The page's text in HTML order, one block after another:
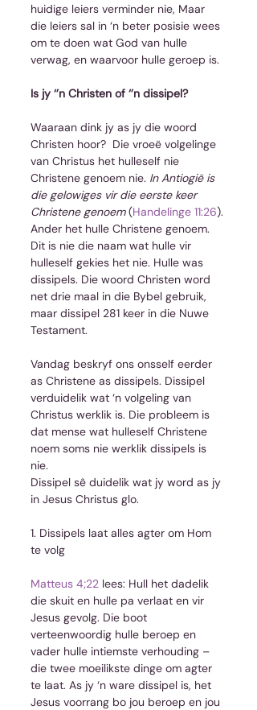
huidige leiers verminder nie, Maar
die leiers sal in ‘n beter posisie wees
om te doen wat God van hulle
verwag, en waarvoor hulle geroep is.
Is jy ‘’n Christen of ‘’n dissipel?
Waaraan dink jy as jy die woord
Christen hoor?  Die vroeë volgelinge
van Christus het hulleself nie
Christene genoem nie. In Antiogië is
die gelowiges vir die eerste keer
Christene genoem (Handelinge 11:26).
Ander het hulle Christene genoem.
Dit is nie die naam wat hulle vir
hulleself gekies het nie. Hulle was
dissipels. Die woord Christen word
net drie maal in die Bybel gebruik,
maar dissipel 281 keer in die Nuwe
Testament.
Vandag beskryf ons onsself eerder
as Christene as dissipels. Dissipel
verduidelik wat ‘n volgeling van
Christus werklik is. Die probleem is
dat mense wat hulleself Christene
noem soms nie werklik dissipels is
nie.
Dissipel sê duidelik wat jy word as jy
in Jesus Christus glo.
1. Dissipels laat alles agter om Hom
te volg
Matteus 4;22 lees: Hull het dadelik
die skuit en hulle pa verlaat en vir
Jesus gevolg. Die boot
verteenwoordig hulle beroep en
vader hulle intiemste verhouding –
die twee moeilikste dinge om agter
te laat. As jy ‘n ware dissipel is, het
Jesus voorrang bo jou beroep en jou